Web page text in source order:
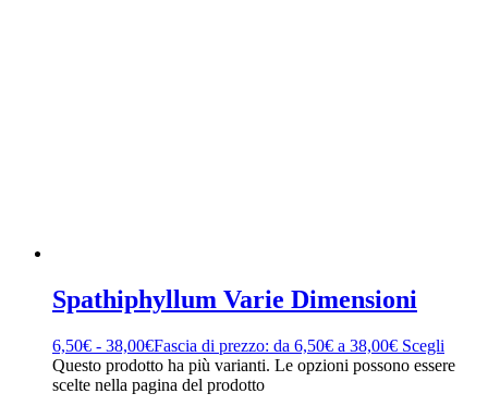
Spathiphyllum Varie Dimensioni
6,50€ - 38,00€Fascia di prezzo: da 6,50€ a 38,00€ Scegli
Questo prodotto ha più varianti. Le opzioni possono essere
scelte nella pagina del prodotto